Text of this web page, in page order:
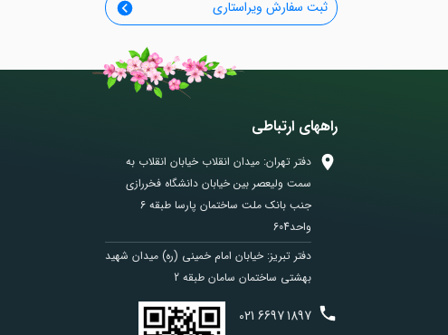
ثبت سفارش ویراستاری
راههای ارتباطی
دفتر تهران: میدان انقلاب خیابان انقلاب به
سمت ولیعصر بین خیابان دانشگاه فخررازی
جنب بانک ملت ساختمان پارسا طبقه 6
واحد604
دفتر تبریز: خیابان امام خمینی (ره) میدان شهید
بهشتی ساختمان سامان طبقه 2
021 66971897